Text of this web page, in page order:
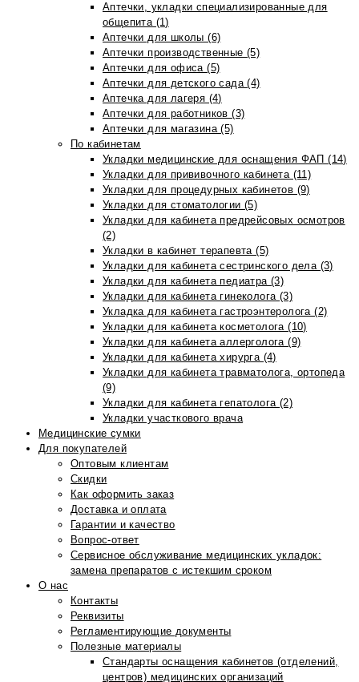
Аптечки, укладки специализированные для
общепита (1)
Аптечки для школы (6)
Аптечки производственные (5)
Аптечки для офиса (5)
Аптечки для детского сада (4)
Аптечка для лагеря (4)
Аптечки для работников (3)
Аптечки для магазина (5)
По кабинетам
Укладки медицинские для оснащения ФАП (14)
Укладки для прививочного кабинета (11)
Укладки для процедурных кабинетов (9)
Укладки для стоматологии (5)
Укладки для кабинета предрейсовых осмотров
(2)
Укладки в кабинет терапевта (5)
Укладки для кабинета сестринского дела (3)
Укладки для кабинета педиатра (3)
Укладки для кабинета гинеколога (3)
Укладка для кабинета гастроэнтеролога (2)
Укладки для кабинета косметолога (10)
Укладки для кабинета аллерголога (9)
Укладки для кабинета хирурга (4)
Укладки для кабинета травматолога, ортопеда
(9)
Укладки для кабинета гепатолога (2)
Укладки участкового врача
Медицинские сумки
Для покупателей
Оптовым клиентам
Скидки
Как оформить заказ
Доставка и оплата
Гарантии и качество
Вопрос-ответ
Сервисное обслуживание медицинских укладок:
замена препаратов с истекшим сроком
О нас
Контакты
Реквизиты
Регламентирующие документы
Полезные материалы
Стандарты оснащения кабинетов (отделений,
центров) медицинских организаций